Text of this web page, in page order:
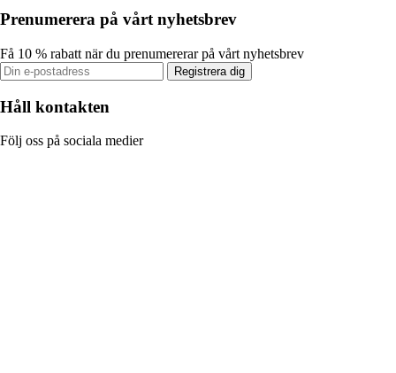
Prenumerera på vårt nyhetsbrev
Få 10 % rabatt när du prenumererar på vårt nyhetsbrev
Registrera dig
Håll kontakten
Följ oss på sociala medier